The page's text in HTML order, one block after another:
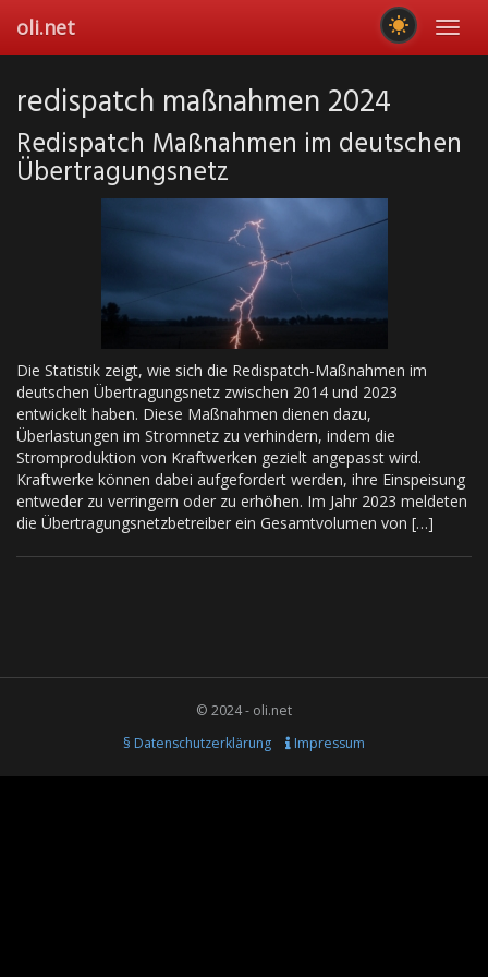
main
oli.net
redispatch maßnahmen 2024
Redispatch Maßnahmen im deutschen
Übertragungsnetz
Die Statistik zeigt, wie sich die Redispatch-Maßnahmen im
deutschen Übertragungsnetz zwischen 2014 und 2023
entwickelt haben. Diese Maßnahmen dienen dazu,
Überlastungen im Stromnetz zu verhindern, indem die
Stromproduktion von Kraftwerken gezielt angepasst wird.
Kraftwerke können dabei aufgefordert werden, ihre Einspeisung
entweder zu verringern oder zu erhöhen. Im Jahr 2023 meldeten
die Übertragungsnetzbetreiber ein Gesamtvolumen von […]
© 2024 - oli.net
§ Datenschutzerklärung
Impressum